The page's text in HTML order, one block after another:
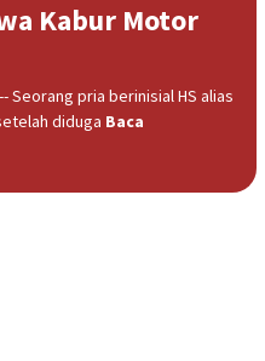
Kabur Motor
Seorang pria berinisial HS alias
diduga Baca